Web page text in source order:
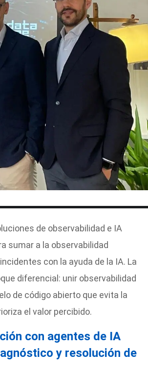
de observabilidad e IA
sumar a la observabilidad
con la ayuda de la IA. La
diferencial: unir observabilidad
de código abierto que evita la
el valor percibido.
con agentes de IA
y resolución de
F